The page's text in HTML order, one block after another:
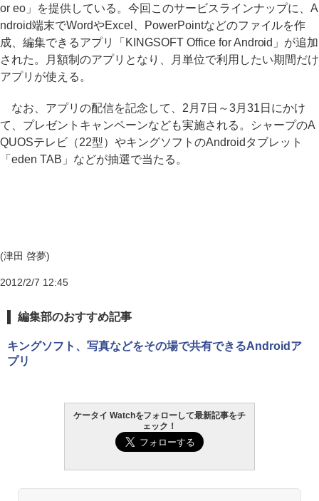
or eo」を提供している。今回このサービスラインナップに、A
ndroid端末でWordやExcel、PowerPointなどのファイルを作
成、編集できるアプリ「KINGSOFT Office for Android」が追加
された。月額制のアプリとなり、月単位で利用したい期間だけ
アプリが使える。
なお、アプリの配信を記念して、2月7日～3月31日にかけ
て、プレゼントキャンペーンなども実施される。シャープのA
QUOSテレビ（22型）やキングソフトのAndroidタブレット
「eden TAB」などが抽選で当たる。
(津田 啓夢)
2012/2/7 12:45
編集部のおすすめ記事
キングソフト、写真などをその場で共有できるAndroidア
プリ
ケータイ Watchをフォローして最新記事をチ
ェック！